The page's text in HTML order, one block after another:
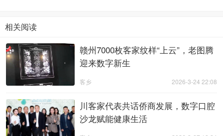
相关阅读
赣州7000枚客家纹样“上云”，老图腾
迎来数字新生
2026-3-24 22:08
客乡
川客家代表共话侨商发展，数字口腔
沙龙赋能健康生活